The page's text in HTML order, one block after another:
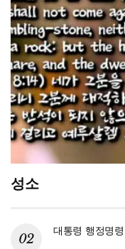
성소
대통령 행정명